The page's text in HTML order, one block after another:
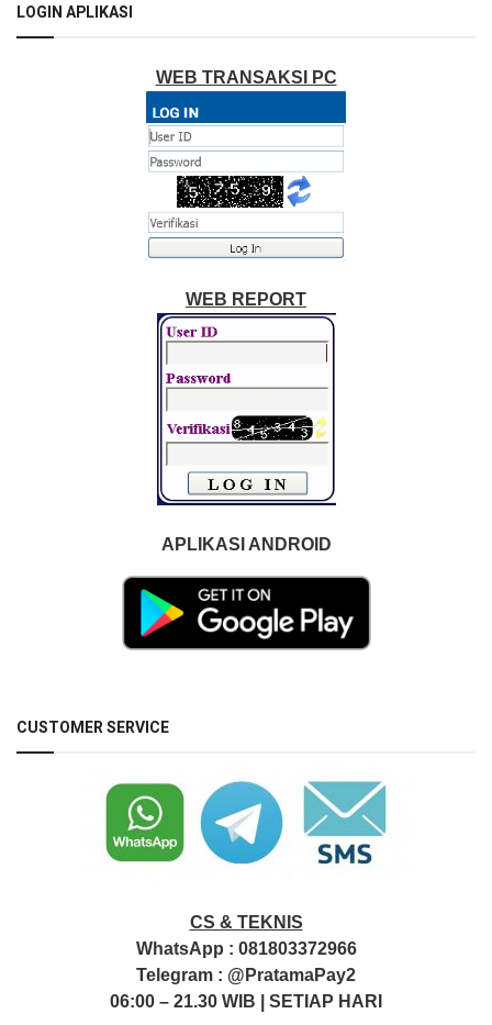
LOGIN APLIKASI
WEB TRANSAKSI PC
WEB REPORT
APLIKASI ANDROID
CUSTOMER SERVICE
CS & TEKNIS
WhatsApp : 081803372966
Telegram : @PratamaPay2
06:00 – 21.30 WIB | SETIAP HARI